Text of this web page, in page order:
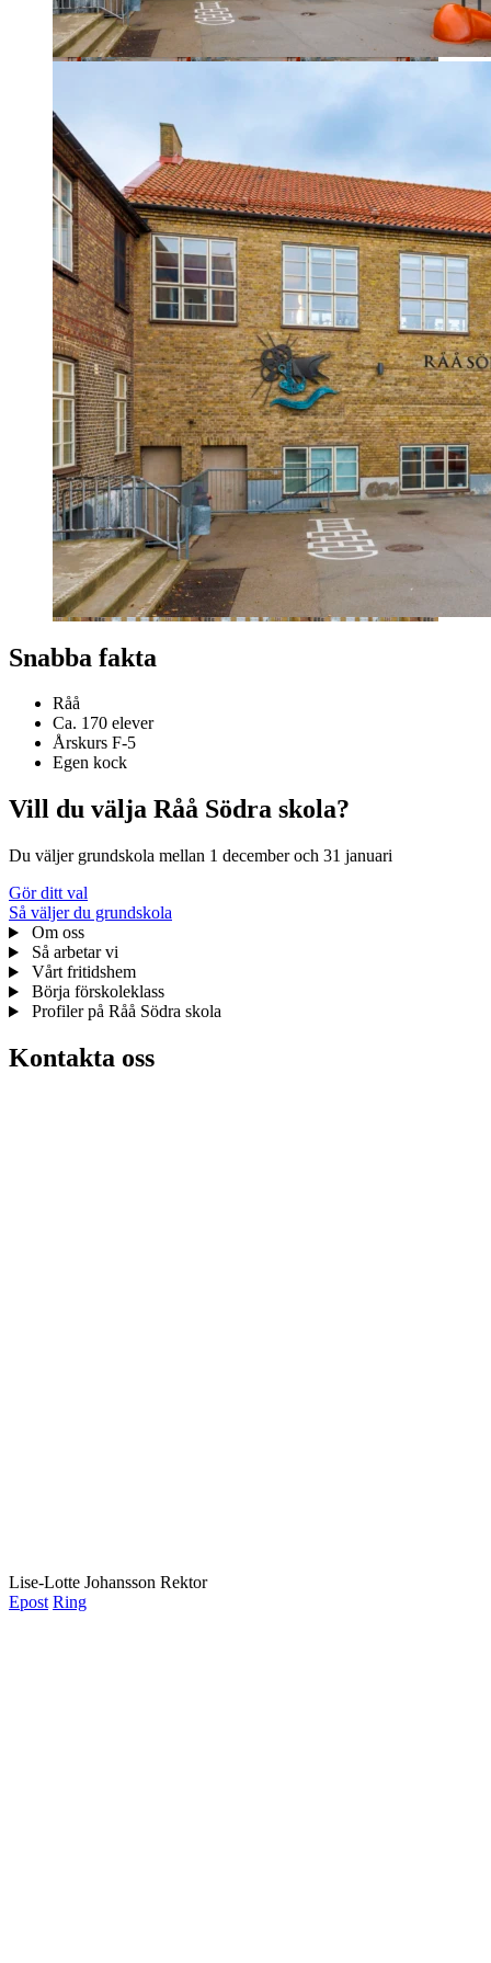
Snabba fakta
Råå
Ca. 170 elever
Årskurs F-5
Egen kock
Vill du välja Råå Södra skola?
Du väljer grundskola mellan 1 december och 31 januari
Gör ditt val
Så väljer du grundskola
Om oss
Så arbetar vi
Vårt fritidshem
Börja förskoleklass
Profiler på Råå Södra skola
Kontakta oss
Lise-Lotte Johansson Rektor
Epost Ring